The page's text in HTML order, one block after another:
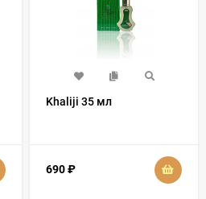
Khaliji 35 мл
690₽